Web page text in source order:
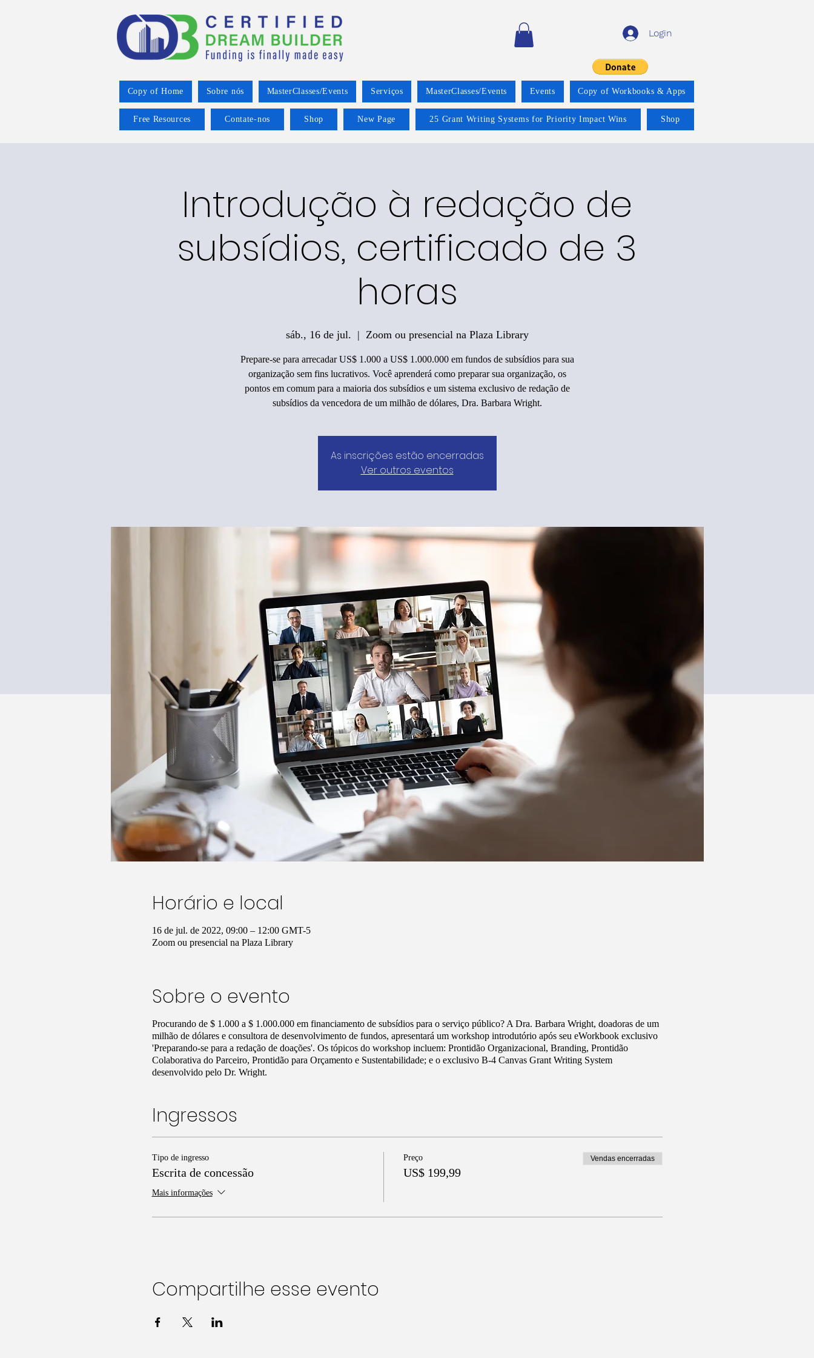
Login
Copy of Home Sobre nós MasterClasses/Events Serviços MasterClasses/Events Events Copy of Workbooks & Apps
Free Resources Contate-nos Shop New Page 25 Grant Writing Systems for Priority Impact Wins Shop
Introdução à redação de
subsídios, certificado de 3
horas
sáb., 16 de jul.
  |
Zoom ou presencial na Plaza Library
Prepare-se para arrecadar US$ 1.000 a US$ 1.000.000 em fundos de subsídios para sua
organização sem fins lucrativos. Você aprenderá como preparar sua organização, os
pontos em comum para a maioria dos subsídios e um sistema exclusivo de redação de
subsídios da vencedora de um milhão de dólares, Dra. Barbara Wright.
As inscrições estão encerradas
Ver outros eventos
Horário e local
16 de jul. de 2022, 09:00 – 12:00 GMT-5
Zoom ou presencial na Plaza Library
Sobre o evento
Procurando de $ 1.000 a $ 1.000.000 em financiamento de subsídios para o serviço público? A Dra. Barbara Wright, doadoras de um
milhão de dólares e consultora de desenvolvimento de fundos, apresentará um workshop introdutório após seu eWorkbook exclusivo
'Preparando-se para a redação de doações'. Os tópicos do workshop incluem: Prontidão Organizacional, Branding, Prontidão
Colaborativa do Parceiro, Prontidão para Orçamento e Sustentabilidade; e o exclusivo B-4 Canvas Grant Writing System
desenvolvido pelo Dr. Wright.
Ingressos
Tipo de ingresso
Escrita de concessão
Mais informações
Preço
US$ 199,99
Vendas encerradas
Compartilhe esse evento